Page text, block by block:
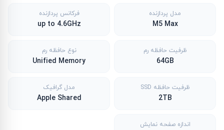
مدل پردازنده
M5 Max
فرکانس پردازنده
up to 4.6GHz
ظرفیت حافظه رم
64GB
نوع حافظه رم
Unified Memory
ظرفیت حافظه SSD
2TB
مدل گرافیک
Apple Shared
اندازه صفحه نمایش